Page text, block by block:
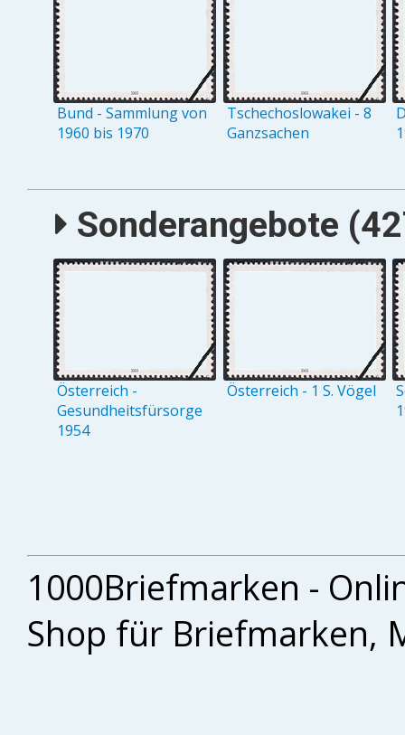
Bund - Sammlung von
1960 bis 1970
Tschechoslowakei - 8
Ganzsachen
Sonderangebote
Österreich -
Gesundheitsfürsorge
1954
Österreich - 1 S. Vögel
1000Briefmarken -
Shop für Briefmarken,